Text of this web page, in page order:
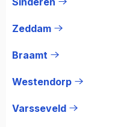
Zeddam
Braamt
Westendorp
Varsseveld